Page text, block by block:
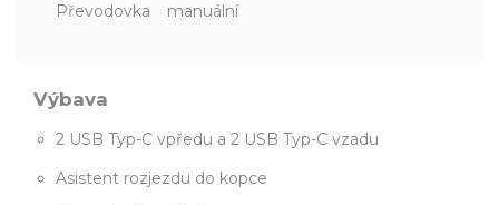
Převodovka manuální
Výbava
2 USB Typ-C vpředu a 2 USB Typ-C vzadu
Asistent rozjezdu do kopce